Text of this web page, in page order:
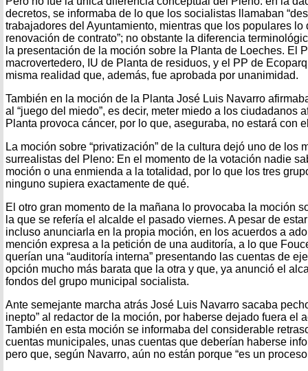
decretos, se informaba de lo que los socialistas llamaban
trabajadores del Ayuntamiento, mientras que los populares lo
renovación de contrato”; no obstante la diferencia
la presentación de la moción sobre la Planta de Loeches. El
macrovertedero, IU de Planta de residuos, y el PP de
misma realidad que, además, fue aprobada por unanimidad.
También en la moción de la Planta José Luis Navarro
al “juego del miedo”, es decir, meter miedo a los ciudadanos
Planta provoca cáncer, por lo que, aseguraba, no estará con
La moción sobre “privatización” de la cultura dejó uno de los
surrealistas del Pleno: En el momento de la votación nadie
moción o una enmienda a la totalidad, por lo que los tres
ninguno supiera exactamente de qué.
El otro gran momento de la mañana lo provocaba la moción
la que se refería el alcalde el pasado viernes. A pesar de
incluso anunciarla en la propia moción, en los acuerdos a
mención expresa a la petición de una auditoría, a lo que
querían una “auditoría interna” presentando las cuentas de
opción mucho más barata que la otra y que, ya anunció el
fondos del grupo municipal socialista.
Ante semejante marcha atrás José Luis Navarro sacaba
inepto” al redactor de la moción, por haberse dejado fuera el
También en esta moción se informaba del considerable
cuentas municipales, unas cuentas que deberían haberse
pero que, según Navarro, aún no están porque “es un proceso